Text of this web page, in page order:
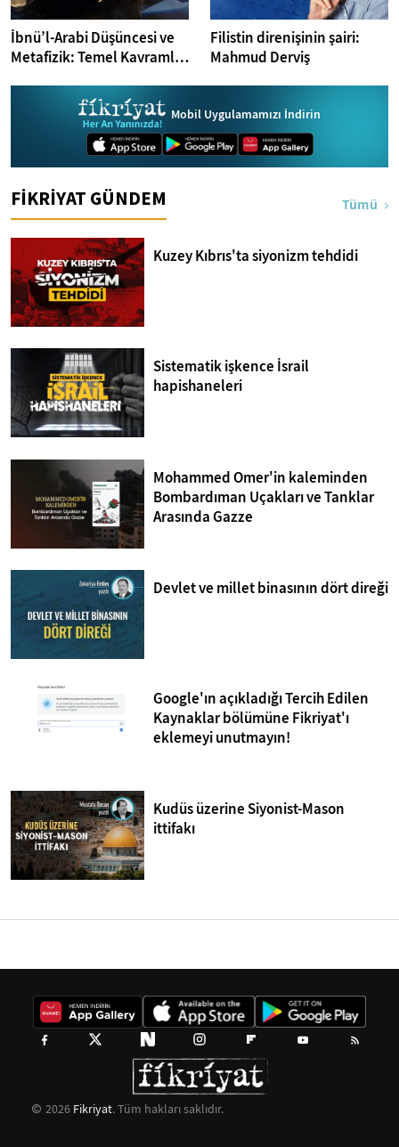
İbnü’l-Arabi Düşüncesi ve
Metafizik: Temel Kavramlar
Filistin direnişinin şairi:
Mahmud Derviş
Mobil Uygulamamızı İndirin
FİKRİYAT GÜNDEM Tümü
Kuzey Kıbrıs'ta siyonizm tehdidi
Sistematik işkence İsrail
hapishaneleri
Mohammed Omer'in kaleminden
Bombardıman Uçakları ve Tanklar
Arasında Gazze
Devlet ve millet binasının dört direği
Google'ın açıkladığı Tercih Edilen
Kaynaklar bölümüne Fikriyat'ı
eklemeyi unutmayın!
Kudüs üzerine Siyonist-Mason
ittifakı
2026 Fikriyat. Tüm hakları saklıdır.